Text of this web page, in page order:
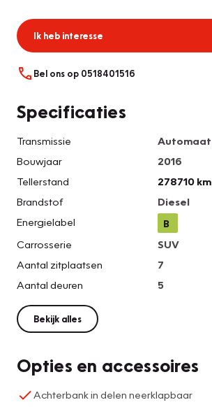
Ik heb interesse
Bel ons op 0518401516
Specificaties
Transmissie
Automaat
Bouwjaar
2016
Tellerstand
278710 km
Brandstof
Diesel
Energielabel
B
Carrosserie
SUV
Aantal zitplaatsen
7
Aantal deuren
5
Bekijk alles
Opties en accessoires
Achterbank in delen neerklapbaar